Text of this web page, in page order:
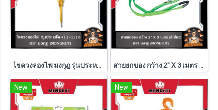
ไขควงลองไฟ มงกุฎ รุ่นประหยัด #11-1110 สายยกของ กว้าง 2" X 3 เมตร (สีเขียว)
New New